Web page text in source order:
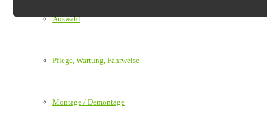
Auswahl
Pflege, Wartung, Fahrweise
Montage / Demontage